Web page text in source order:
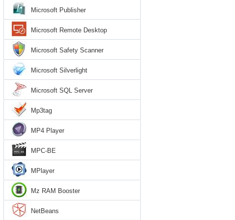
Microsoft Publisher
Microsoft Remote Desktop
Microsoft Safety Scanner
Microsoft Silverlight
Microsoft SQL Server
Mp3tag
MP4 Player
MPC-BE
MPlayer
Mz RAM Booster
NetBeans